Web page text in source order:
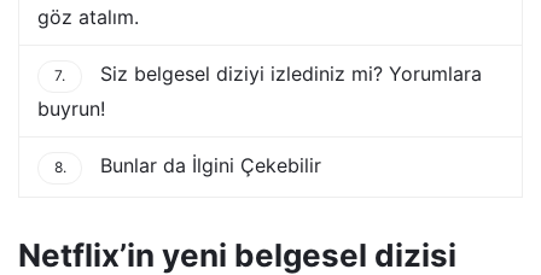
göz atalım.
7.
Siz belgesel diziyi izlediniz mi? Yorumlara
buyrun!
8. Bunlar da İlgini Çekebilir
Netflix’in yeni belgesel dizisi